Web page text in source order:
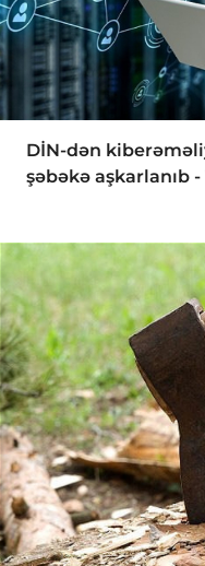
DİN-dən
şəbəkə aşkarlanıb -